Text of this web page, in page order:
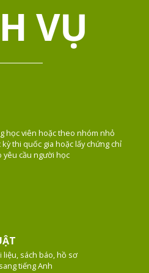
VỤ
học viên hoặc theo nhóm nhỏ
kỳ thi quốc gia hoặc lấy chứng chỉ
yêu cầu người học
liệu, sách báo, hồ sơ
tiếng Anh